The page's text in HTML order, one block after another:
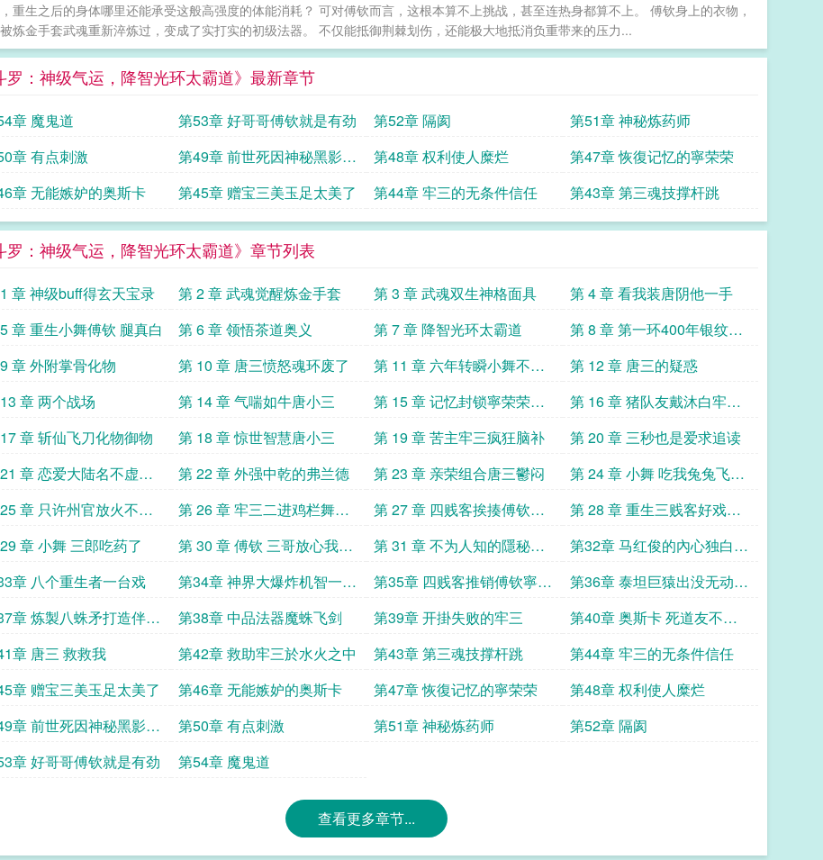
重生之后的身体哪里还能承受这般高强度的体能消耗？ 可对傅钦而言，这根本算不上挑战，甚至连热身都算不上。 傅钦身上的衣物，
炼金手套武魂重新淬炼过，变成了实打实的初级法器。 不仅能抵御荆棘划伤，还能极大地抵消负重带来的压力...
罗：神级气运，降智光环太霸道》最新章节
章 魔鬼道 第53章 好哥哥傅钦就是有劲 第52章 隔阂
第51章 神秘炼药师
章 有点刺激
第49章 前世死因神秘黑影的
夺舍
第48章 权利使人糜烂
第47章 恢復记忆的寧荣荣
章 无能嫉妒的奥斯卡
第45章 赠宝三美玉足太美了 第44章 牢三的无条件信任 第43章 第三魂技撑杆跳
罗：神级气运，降智光环太霸道》章节列表
章 神级buff得玄天宝录 第 2 章 武魂觉醒炼金手套 第 3 章 武魂双生神格面具
第 4 章 看我装唐阴他一手
章 重生小舞傅钦 腿真白
第 6 章 领悟茶道奥义 第 7 章 降智光环太霸道
第 8 章 第一环400年银纹石
蝎
章 外附掌骨化物 第 10 章 唐三愤怒魂环废了
第 11 章 六年转瞬小舞不对
劲
第 12 章 唐三的疑惑
章 两个战场
第 14 章 气喘如牛唐小三
第 15 章 记忆封锁寧荣荣朱
竹清
第 16 章 猪队友戴沐白牢三
人设崩了
章 斩仙飞刀化物御物 第 18 章 惊世智慧唐小三 第 19 章 苦主牢三疯狂脑补
第 20 章 三秒也是爱求追读
章 恋爱大陆名不虚传
读
第 22 章 外强中乾的弗兰德 第 23 章 亲荣组合唐三鬱闷
第 24 章 小舞 吃我兔兔飞踢
求追读
章 只许州官放火不许
点灯哈基舞不愧是你求
第 26 章 牢三二进鸡栏舞姐
太主动b一￣▽￣d
第 27 章 四贱客挨揍傅钦独
善其身
第 28 章 重生三贱客好戏即
將登场
章 小舞 三郎吃药了
第 30 章 傅钦 三哥放心我会
照顾好嫂子的
第 31 章 不为人知的隱秘早
亡的寧荣荣和朱竹清
第32章 马红俊的內心独白神
界的黑暗面
章 八个重生者一台戏
第34章 神界大爆炸机智一批
霍雨浩
第35章 四贱客推销傅钦寧荣
荣霸气护夫
第36章 泰坦巨猿出没无动於
衷的四贱客
章 炼製八蛛矛打造伴身
第38章 中品法器魔蛛飞剑 第39章 开掛失败的牢三
第40章 奥斯卡 死道友不死
贫道
章 唐三 救救我 第42章 救助牢三於水火之中 第43章 第三魂技撑杆跳
第44章 牢三的无条件信任
章 赠宝三美玉足太美了
第46章 无能嫉妒的奥斯卡 第47章 恢復记忆的寧荣荣
第48章 权利使人糜烂
章 前世死因神秘黑影的
第50章 有点刺激 第51章 神秘炼药师
第52章 隔阂
章 好哥哥傅钦就是有劲
第54章 魔鬼道
查看更多章节...